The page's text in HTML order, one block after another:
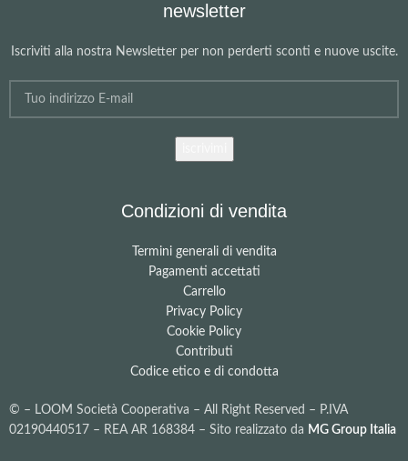
newsletter
Iscriviti alla nostra Newsletter per non perderti sconti e nuove uscite.
Condizioni di vendita
Termini generali di vendita
Pagamenti accettati
Carrello
Privacy Policy
Cookie Policy
Contributi
Codice etico e di condotta
© – LOOM Società Cooperativa – All Right Reserved – P.IVA
02190440517 – REA AR 168384 – Sito realizzato da MG Group Italia